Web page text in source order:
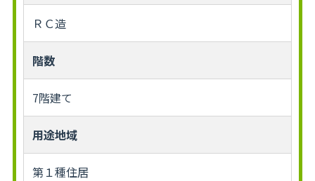
ＲＣ造
階数
7階建て
用途地域
第１種住居